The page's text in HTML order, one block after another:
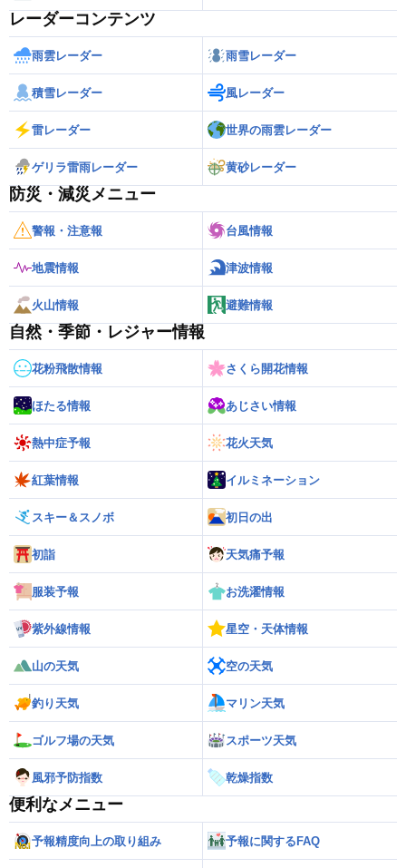
レーダーコンテンツ
雨雲レーダー 雨雪レーダー
積雪レーダー 風レーダー
雷レーダー 世界の雨雲レーダー
ゲリラ雷雨レーダー 黄砂レーダー
防災・減災メニュー
警報・注意報 台風情報
地震情報 津波情報
火山情報 避難情報
自然・季節・レジャー情報
花粉飛散情報 さくら開花情報
ほたる情報 あじさい情報
熱中症予報 花火天気
紅葉情報 イルミネーション
スキー＆スノボ 初日の出
初詣 天気痛予報
服装予報 お洗濯情報
紫外線情報 星空・天体情報
山の天気 空の天気
釣り天気 マリン天気
ゴルフ場の天気 スポーツ天気
風邪予防指数 乾燥指数
便利なメニュー
予報精度向上の取り組み 予報に関するFAQ